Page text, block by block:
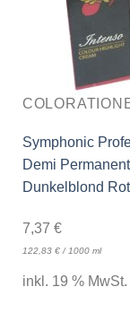
Symphonic
Demi
Dunkelblond
7,37 €
122,83 €/ 1000 ml
inkl. 19 % MwSt.